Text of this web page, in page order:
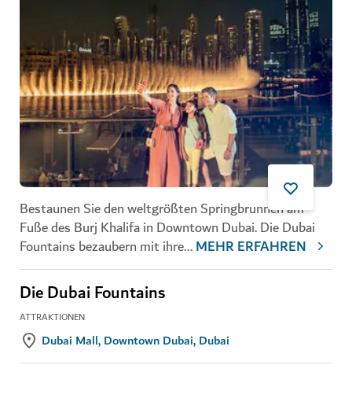
Bestaunen Sie den weltgrößten Springbrunnen am
Fuße des Burj Khalifa in Downtown Dubai. Die Dubai
Fountains bezaubern mit ihre...MEHR ERFAHREN
Die Dubai Fountains
ATTRAKTIONEN
Dubai Mall, Downtown Dubai, Dubai